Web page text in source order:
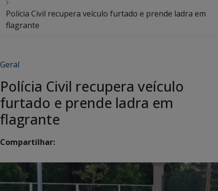
Polícia Civil recupera veículo furtado e prende ladra em
flagrante
Geral
Polícia Civil recupera veículo
furtado e prende ladra em
flagrante
Compartilhar: